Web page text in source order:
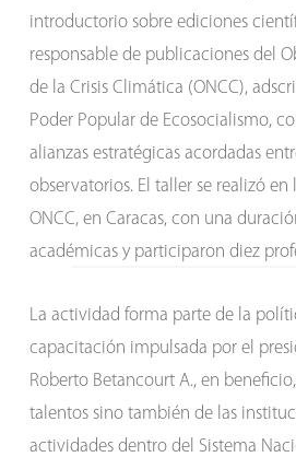
introductorio sobre ediciones
responsable de publicaciones del
de la Crisis Climática (ONCC),
Poder Popular de Ecosocialismo,
alianzas estratégicas acordadas
observatorios. El taller se realizó en
ONCC, en Caracas, con una
académicas y participaron diez
La actividad forma parte de la
capacitación impulsada por el
Roberto Betancourt A., en
talentos sino también de las
actividades dentro del Sistema